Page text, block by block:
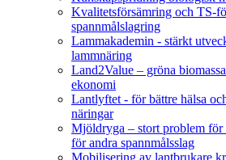
Kvalitetsförsämring och TS-
spannmålslagring
Lammakademin - stärkt
lammnäring
Land2Value – gröna
ekonomi
Lantlyftet - för bättre hälsa
näringar
Mjöldryga – stort problem för
för andra spannmålsslag
Mobilisering av lantbrukare